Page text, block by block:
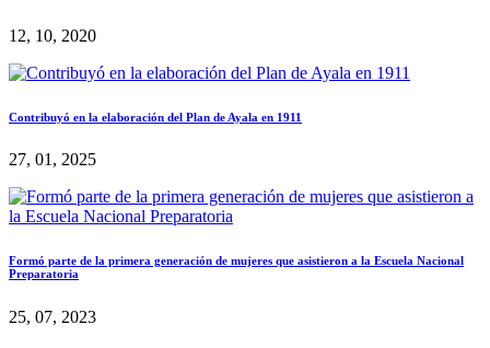
12, 10, 2020
Contribuyó en la elaboración del Plan de Ayala en 1911
27, 01, 2025
Formó parte de la primera generación de mujeres que asistieron a la Escuela Nacional
Preparatoria
25, 07, 2023